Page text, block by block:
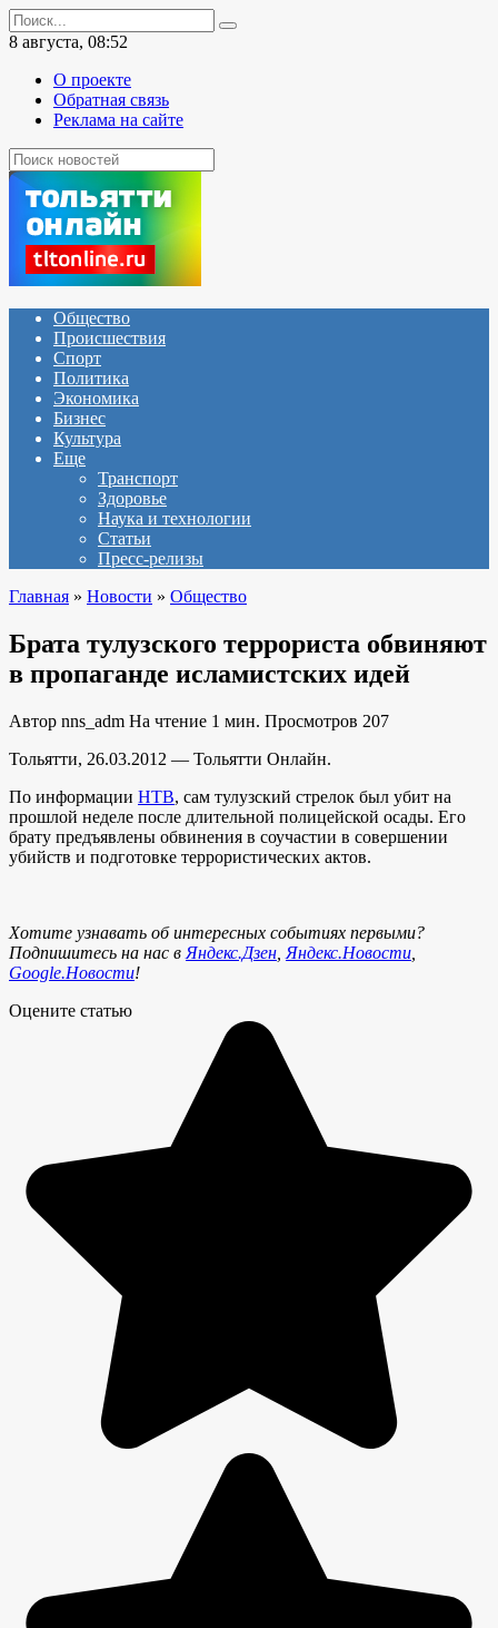
Перейти
к
содержанию
Search
for:
8 августа, 08:52
О проекте
Обратная связь
Реклама на сайте
Общество
Происшествия
Спорт
Политика
Экономика
Бизнес
Культура
Еще
Транспорт
Здоровье
Наука и технологии
Статьи
Пресс-релизы
Главная » Новости » Общество
Брата тулузского террориста обвиняют
в пропаганде исламистских идей
Автор nns_adm На чтение 1 мин. Просмотров 207
Тольятти, 26.03.2012 — Тольятти Онлайн.
По информации НТВ, сам тулузский стрелок был убит на
прошлой неделе после длительной полицейской осады. Его
брату предъявлены обвинения в соучастии в совершении
убийств и подготовке террористических актов.
Хотите узнавать об интересных событиях первыми?
Подпишитесь на нас в Яндекс.Дзен Яндекс.Новости
Google.Новости!
Оцените статью